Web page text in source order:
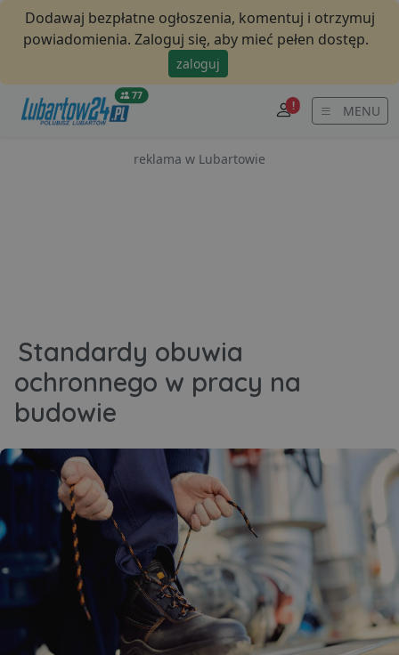
Dodawaj bezpłatne ogłoszenia, komentuj i otrzymuj
powiadomienia. Zaloguj się, aby mieć pełen dostęp.
zaloguj
77
! MENU
reklama w Lubartowie
Standardy obuwia
ochronnego w pracy na
budowie